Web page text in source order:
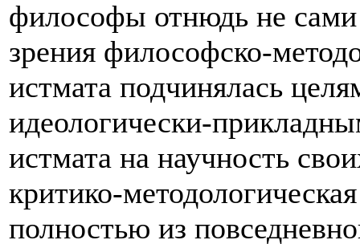
философы отнюдь не сами
зрения философско-
истмата подчинялась
идеологически-
истмата на научность
критико-
полностью из